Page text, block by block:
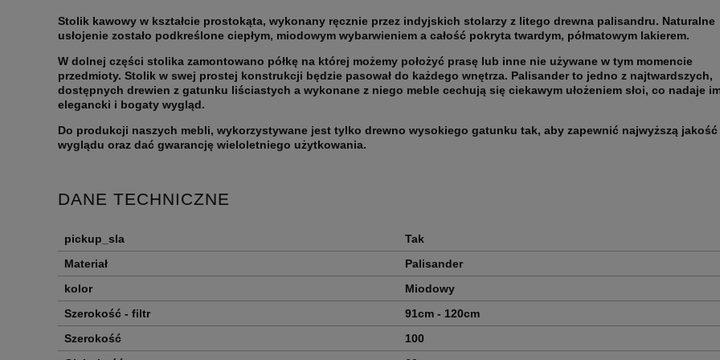
Stolik kawowy w kształcie prostokąta, wykonany ręcznie przez indyjskich stolarzy z litego drewna palisandru. Naturalne
usłojenie zostało podkreślone ciepłym, miodowym wybarwieniem a całość pokryta twardym, półmatowym lakierem.
W dolnej części stolika zamontowano półkę na której możemy położyć prasę lub inne nie używane w tym momencie
przedmioty. Stolik w swej prostej konstrukcji będzie pasował do każdego wnętrza. Palisander to jedno z najtwardszych,
dostępnych drewien z gatunku liściastych a wykonane z niego meble cechują się ciekawym ułożeniem słoi, co nadaje
elegancki i bogaty wygląd.
Do produkcji naszych mebli, wykorzystywane jest tylko drewno wysokiego gatunku tak, aby zapewnić najwyższą jakość
wyglądu oraz dać gwarancję wieloletniego użytkowania.
DANE TECHNICZNE
pickup_sla
Tak
Materiał
Palisander
kolor
Miodowy
Szerokość - filtr
91cm - 120cm
Szerokość
100